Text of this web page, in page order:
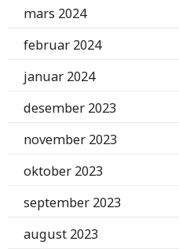
mars 2024
februar 2024
januar 2024
desember 2023
november 2023
oktober 2023
september 2023
august 2023